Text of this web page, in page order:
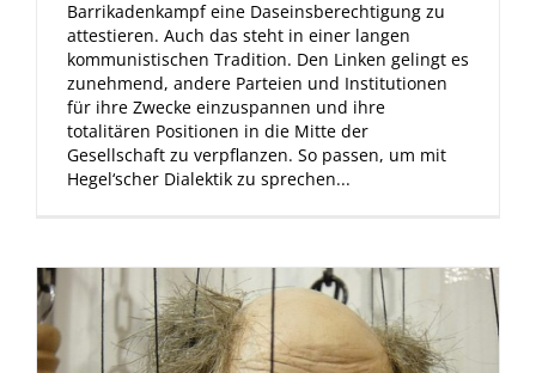
Barrikadenkampf eine Daseinsberechtigung zu
attestieren. Auch das steht in einer langen
kommunistischen Tradition. Den Linken gelingt es
zunehmend, andere Parteien und Institutionen
für ihre Zwecke einzuspannen und ihre
totalitären Positionen in die Mitte der
Gesellschaft zu verpflanzen. So passen, um mit
Hegel‘scher Dialektik zu sprechen...